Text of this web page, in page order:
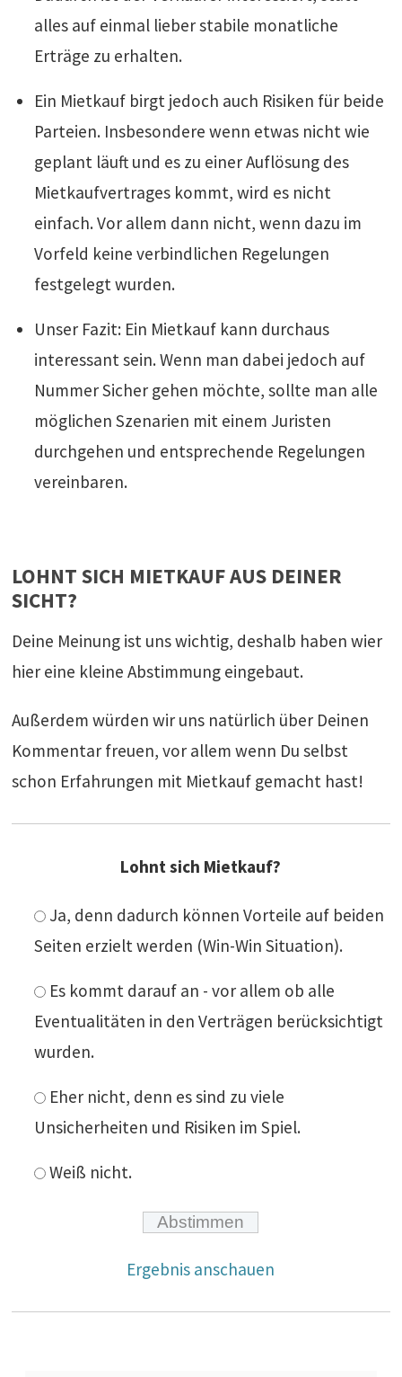
alles auf einmal lieber stabile monatliche
Erträge zu erhalten.
Ein Mietkauf birgt jedoch auch Risiken für beide
Parteien. Insbesondere wenn etwas nicht wie
geplant läuft und es zu einer Auflösung des
Mietkaufvertrages kommt, wird es nicht
einfach. Vor allem dann nicht, wenn dazu im
Vorfeld keine verbindlichen Regelungen
festgelegt wurden.
Unser Fazit: Ein Mietkauf kann durchaus
interessant sein. Wenn man dabei jedoch auf
Nummer Sicher gehen möchte, sollte man alle
möglichen Szenarien mit einem Juristen
durchgehen und entsprechende Regelungen
vereinbaren.
LOHNT SICH MIETKAUF AUS DEINER
SICHT?
Deine Meinung ist uns wichtig, deshalb haben wier
hier eine kleine Abstimmung eingebaut.
Außerdem würden wir uns natürlich über Deinen
Kommentar freuen, vor allem wenn Du selbst
schon Erfahrungen mit Mietkauf gemacht hast!
Lohnt sich Mietkauf?
Ja, denn dadurch können Vorteile auf beiden
Seiten erzielt werden (Win-Win Situation).
Es kommt darauf an - vor allem ob alle
Eventualitäten in den Verträgen berücksichtigt
wurden.
Eher nicht, denn es sind zu viele
Unsicherheiten und Risiken im Spiel.
Weiß nicht.
Ergebnis anschauen